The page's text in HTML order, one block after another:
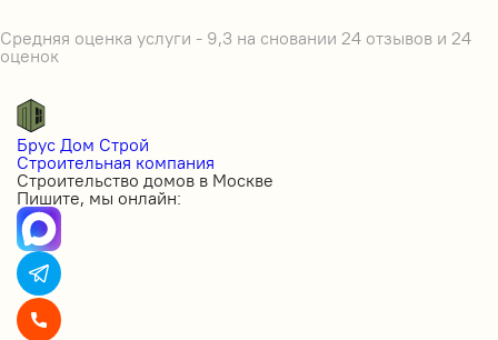
Средняя оценка услуги - 9,3 на сновании 24 отзывов и 24
оценок
Брус Дом Строй
Строительная компания
Строительство домов в Москве
Пишите, мы онлайн: